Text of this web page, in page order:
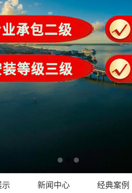
示 新闻中心 经典案例